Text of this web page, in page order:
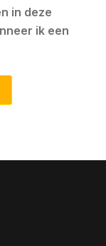
in deze
ik een